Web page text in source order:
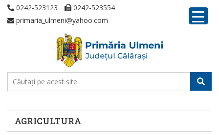
0242-523123
0242-523554
primaria_ulmeni@yahoo.com
AGRICULTURA